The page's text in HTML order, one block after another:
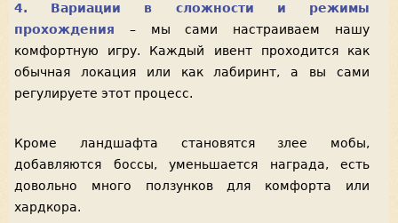
4. Вариации в сложности и режимы
прохождения – мы сами настраиваем нашу
комфортную игру. Каждый ивент проходится как
обычная локация или как лабиринт, а вы сами
регулируете этот процесс.
Кроме ландшафта становятся злее мобы,
добавляются боссы, уменьшается награда, есть
довольно много ползунков для комфорта или
хардкора.